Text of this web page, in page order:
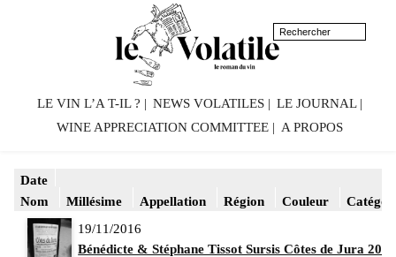
LE VIN L’A T-IL ? NEWS VOLATILES
LE JOURNAL
WINE APPRECIATION COMMITTEE
A PROPOS
Date
Nom
Millésime Appellation Région Couleur
19/11/2016
Bénédicte & Stéphane Tissot Sursis Côtes de Jura 2011